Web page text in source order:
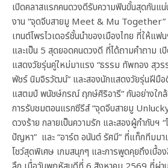
เปิดคลาสแรกคนดวงดีรับความฟินขั้นสุดกันแ
งาน “จุดจีบสายมู Meet & Mu Together”
เทนต์โพรไวเดอร์ชั้นนำของเมืองไทย ที่ให้แฟ
และเป็น 5 สุดยอดคนดวงดี ที่ได้ถามคำถาม เ
แสดงวัยรุ่นคู่ใหม่มาแรง “ธรรม ทัพทอง สุว
พัชร์ นิมจิรวัฒน์” และสองนักแสดงวัยรุ่นฝีมื
แสตมป์ พนัชษ์กรณ์ ฤกษ์ศิริอารี” กันอย่างใก
การรับชมตอนแรกซีรีส์ “จุดจีบสายมู
ดวงร้าย กลายเป็นความรัก และสองผู้กำกับฯ
ปัญหา” และ “อาร์ต อนันต์ รัศมี” ที่แท็กทีมม
โชว์สุดพิเศษ เกมสนุกๆ และการพูดคุยถึงเบื้อ